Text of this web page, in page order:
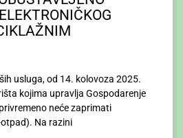
usluga, od 14. kolovoza 2025.
kojima upravlja Gospodarenje
neće zaprimati
Na razini